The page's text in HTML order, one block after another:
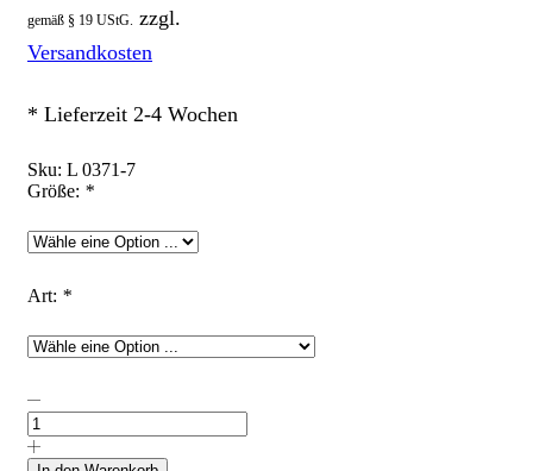
gemäß § 19 UStG. zzgl.
Versandkosten
* Lieferzeit 2-4 Wochen
Sku: L 0371-7
Größe: *
Art: *
Loopschal
mit
grünen